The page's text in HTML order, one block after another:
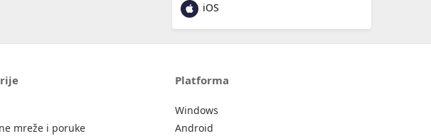
iOS
mreže i poruke
Platforma
Windows
Android